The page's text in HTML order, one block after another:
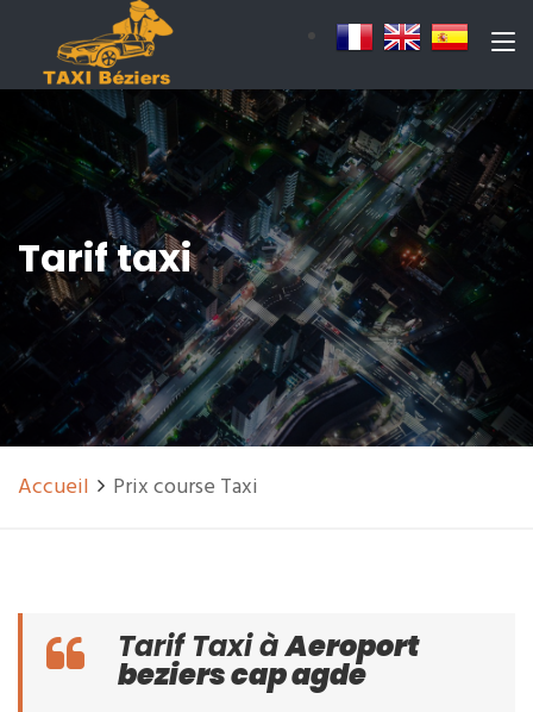
Tarif taxi
Accueil Prix course Taxi
Tarif Taxi àAeroport
beziers cap agde